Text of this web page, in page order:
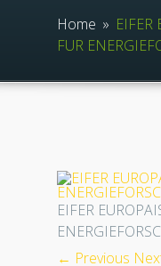
Home » EIFER
FUR
EIFER
← Previous